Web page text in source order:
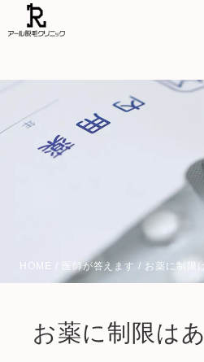
HOME / 医師が答えます / お薬に制限
お薬に制限は